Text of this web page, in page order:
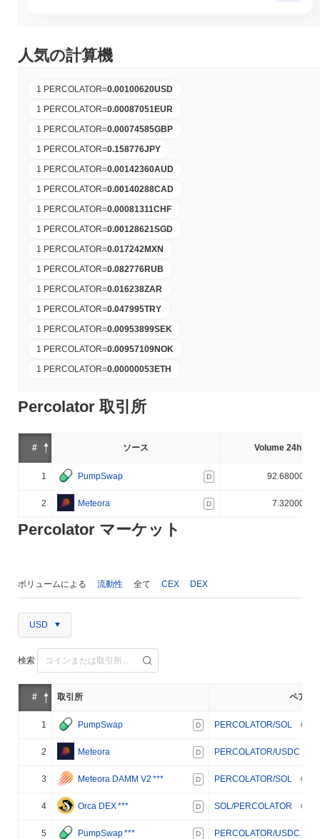
人気の計算機
1 PERCOLATOR=0.00100620USD
1 PERCOLATOR=0.00087051EUR
1 PERCOLATOR=0.00074585GBP
1 PERCOLATOR=0.158776JPY
1 PERCOLATOR=0.00142360AUD
1 PERCOLATOR=0.00140288CAD
1 PERCOLATOR=0.00081311CHF
1 PERCOLATOR=0.00128621SGD
1 PERCOLATOR=0.017242MXN
1 PERCOLATOR=0.082776RUB
1 PERCOLATOR=0.016238ZAR
1 PERCOLATOR=0.047995TRY
1 PERCOLATOR=0.00953899SEK
1 PERCOLATOR=0.00957109NOK
1 PERCOLATOR=0.00000053ETH
Percolator 取引所
# ソース Volume 24h (%)
1 PumpSwap D 92.680000%
2 Meteora D 7.320000%
Percolator マーケット
ボリュームによる 流動性 全て CEX DEX
USD
検索
# 取引所 ペア
1 PumpSwap D PERCOLATOR/SOL
2 Meteora D PERCOLATOR/USDC
3 Meteora DAMM V2 *** D PERCOLATOR/SOL
4 Orca DEX*** D SOL/PERCOLATOR
5 PumpSwap*** D PERCOLATOR/USDC